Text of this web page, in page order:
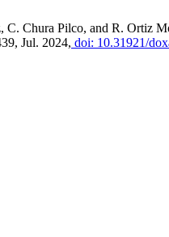
Chura Pilco, and R. Ortiz
Jul. 2024, doi: 10.31921/